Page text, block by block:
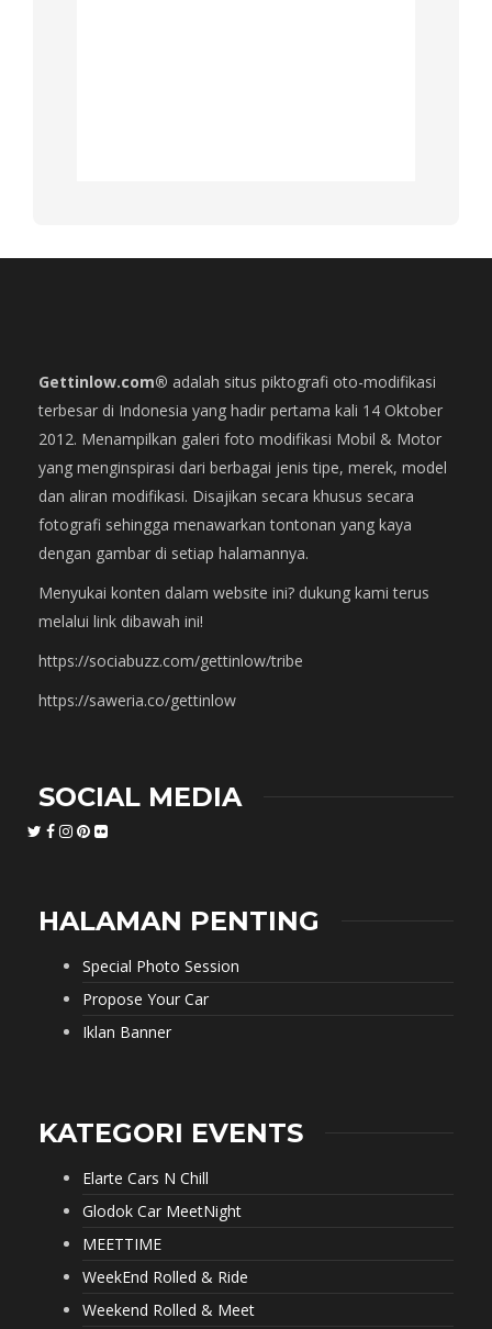
Gettinlow.com® adalah situs piktografi oto-modifikasi
terbesar di Indonesia yang hadir pertama kali 14 Oktober
2012. Menampilkan galeri foto modifikasi Mobil & Motor
yang menginspirasi dari berbagai jenis tipe, merek, model
dan aliran modifikasi. Disajikan secara khusus secara
fotografi sehingga menawarkan tontonan yang kaya
dengan gambar di setiap halamannya.
Menyukai konten dalam website ini? dukung kami terus
melalui link dibawah ini!
https://sociabuzz.com/gettinlow/tribe
https://saweria.co/gettinlow
SOCIAL MEDIA
HALAMAN PENTING
Special Photo Session
Propose Your Car
Iklan Banner
KATEGORI EVENTS
Elarte Cars N Chill
Glodok Car MeetNight
MEETTIME
WeekEnd Rolled & Ride
Weekend Rolled & Meet